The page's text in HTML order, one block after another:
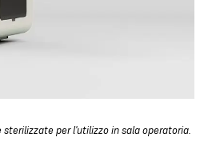
per l'utilizzo in sala operatoria.